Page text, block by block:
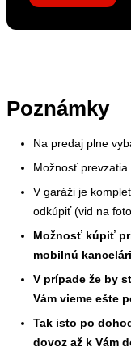
Poznámky
Na predaj plne
Možnosť
V garáži je
odkúpiť (vid na
Možnosť kúpiť
mobilnú
V prípade že by
Vám vieme ešte
Tak isto po
dovoz až k Vám